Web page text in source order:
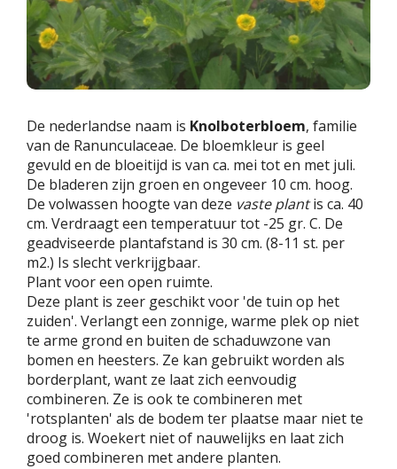
De nederlandse naam is Knolboterbloem, familie
van de Ranunculaceae. De bloemkleur is geel
gevuld en de bloeitijd is van ca. mei tot en met juli.
De bladeren zijn groen en ongeveer 10 cm. hoog.
De volwassen hoogte van deze vaste plantis ca. 40
cm. Verdraagt een temperatuur tot -25 gr. C. De
geadviseerde plantafstand is 30 cm. (8-11 st. per
m2.) Is slecht verkrijgbaar.
Plant voor een open ruimte.
Deze plant is zeer geschikt voor 'de tuin op het
zuiden'. Verlangt een zonnige, warme plek op niet
te arme grond en buiten de schaduwzone van
bomen en heesters. Ze kan gebruikt worden als
borderplant, want ze laat zich eenvoudig
combineren. Ze is ook te combineren met
'rotsplanten' als de bodem ter plaatse maar niet te
droog is. Woekert niet of nauwelijks en laat zich
goed combineren met andere planten.